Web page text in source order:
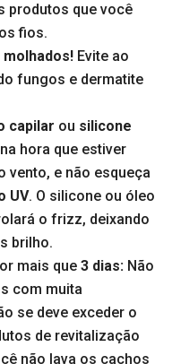
produtos que você
fios.
molhados! Evite ao
fungos e dermatite
capilar ou silicone
hora que estiver
vento, e não esqueça
UV. O silicone ou óleo
o frizz, deixando
brilho.
mais que 3 dias: Não
com muita
se deve exceder o
de revitalização
não lava os cachos